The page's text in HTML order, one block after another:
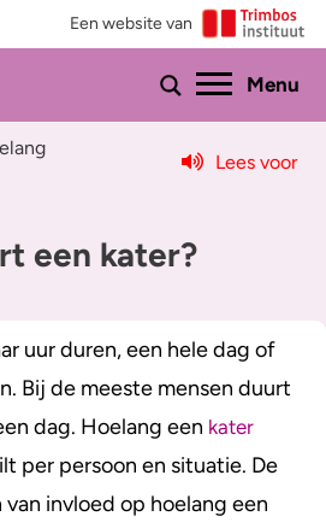
Een website van
Menu
stoppen?
Lees voor
een kater?
uur duren, een hele dag of
Bij de meeste mensen duurt
dag. Hoelang een kater
per persoon en situatie. De
invloed op hoelang een